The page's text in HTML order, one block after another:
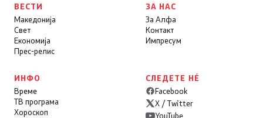
ВЕСТИ
Македонија
Свет
Економија
Прес-релис
ЗА НАС
За Алфа
Контакт
Импресум
ИНФО
Време
ТВ програма
Хороскоп
СЛЕДЕТЕ НÉ
Facebook
X / Twitter
YouTube